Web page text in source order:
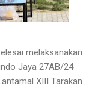
melaksanakan
Jaya 27AB/24
XIII Tarakan.